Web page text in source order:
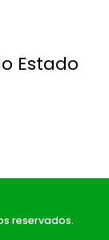
Estado
reservados.